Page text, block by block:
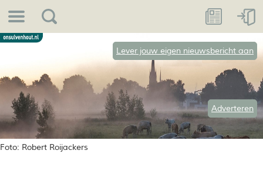
Foto: Robert Roijackers
Lever jouw eigen nieuwsbericht aan
Adverteren